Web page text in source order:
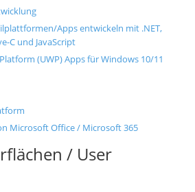
Apps entwickeln mit .NET,
C und JavaScript
(UWP) Apps für Windows 10/11
Microsoft Office / Microsoft 365
/ User